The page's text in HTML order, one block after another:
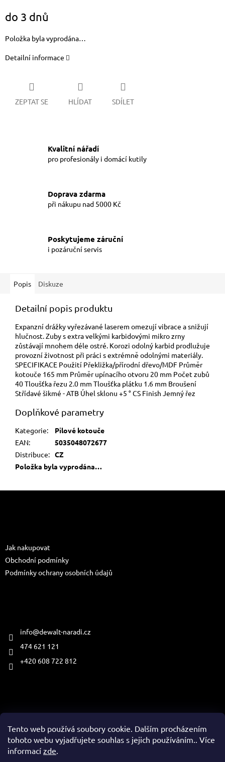
Tento web používá soubory cookie. Dalším procházením
tohoto webu vyjadřujete souhlas s jejich používáním.. Více
informací zde.
cena:
do 3 dnů
Položka byla vyprodána…
Detailní informace
ZEPTAT SE HLÍDAT SDÍLET
Kvalitní nářadí
pro profesionály i domácí kutily
Doprava zdarma
při nákupu nad 5000 Kč
Poskytujeme záruční
i pozáruční servis
Popis Diskuze
Detailní popis produktu
Expanzní drážky vyřezávané laserem omezují vibrace a snižují
hlučnost. Zuby s extra velkými karbidovými mikro zrny
zůstávají mnohem déle ostré. Korozi odolný karbid prodlužuje
provozní životnost při práci s extrémně odolnými materiály.
SPECIFIKACE Použití Překližka/přírodní dřevo/MDF Průměr
kotouče 165 mm Průměr upínacího otvoru 20 mm Počet zubů
40 Tloušťka řezu 2.0 mm Tloušťka plátku 1.6 mm Broušení
Střídavé šikmé - ATB Úhel sklonu +5 ° CS Finish Jemný řez
Doplňkové parametry
Kategorie:
Pilové kotouče
EAN:
5035048072677
Distribuce: CZ
Položka byla vyprodána…
Jak nakupovat
Obchodní podmínky
Podmínky ochrany osobních údajů
info@dewalt-naradi.cz
474 621 121
+420 608 722 812